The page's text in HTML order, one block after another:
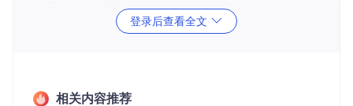
现真正的智能化视觉体验。
登录后查看全文
相关内容推荐